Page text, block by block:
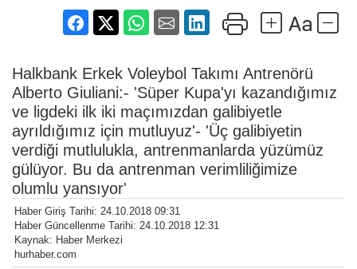
Halkbank Erkek Voleybol Takımı Antrenörü
Alberto Giuliani:- 'Süper Kupa'yı kazandığımız
ve ligdeki ilk iki maçımızdan galibiyetle
ayrıldığımız için mutluyuz'- 'Üç galibiyetin
verdiği mutlulukla, antrenmanlarda yüzümüz
gülüyor. Bu da antrenman verimliliğimize
olumlu yansıyor'
Haber Giriş Tarihi: 24.10.2018 09:31
Haber Güncellenme Tarihi: 24.10.2018 12:31
Kaynak: Haber Merkezi
hurhaber.com